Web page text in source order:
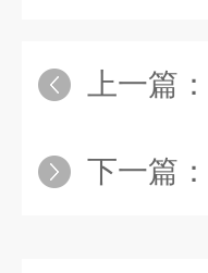
上一篇：
下一篇：